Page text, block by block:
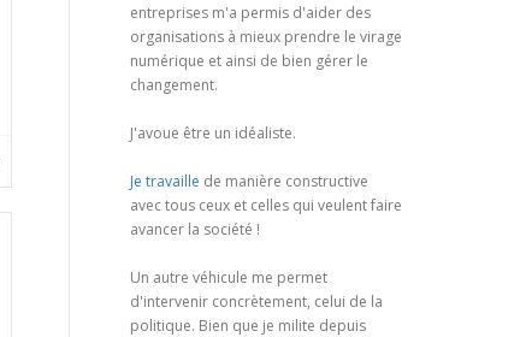
entreprises m'a permis d'aider des
organisations à mieux prendre le virage
numérique et ainsi de bien gérer le
changement.
J'avoue être un idéaliste.
Je travaille de manière constructive
avec tous ceux et celles qui veulent faire
avancer la société !
Un autre véhicule me permet
d'intervenir concrètement, celui de la
politique. Bien que je milite depuis